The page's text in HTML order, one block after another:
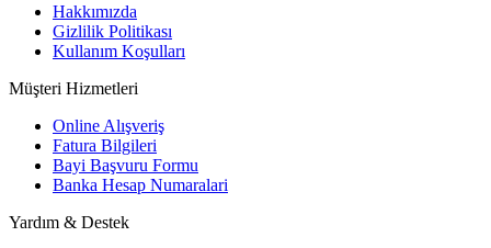
Hakkımızda
Gizlilik Politikası
Kullanım Koşulları
Müşteri Hizmetleri
Online Alışveriş
Fatura Bilgileri
Bayi Başvuru Formu
Banka Hesap Numaralari
Yardım & Destek